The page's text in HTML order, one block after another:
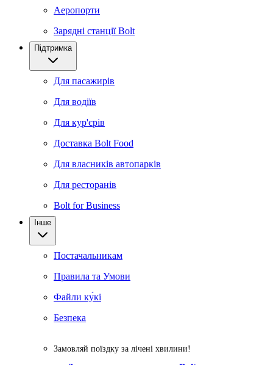
Аеропорти
Зарядні станції Bolt
Підтримка
Для пасажирів
Для водіїв
Для кур'єрів
Доставка Bolt Food
Для власників автопарків
Для ресторанів
Bolt for Business
Інше
Постачальникам
Правила та Умови
Файли ку́кі
Безпека
Замовляй поїздку за лічені хвилини!